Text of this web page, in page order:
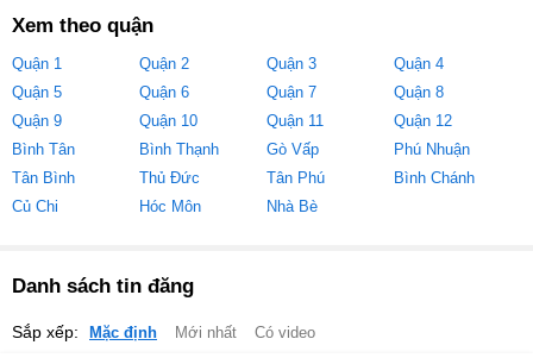
Xem theo quận
Quận 1 Quận 2 Quận 3
Quận 4
Quận 5
Quận 6 Quận 7
Quận 8
Quận 9
Quận 10 Quận 11
Quận 12
Bình Tân
Bình Thạnh Gò Vấp
Phú Nhuận
Tân Bình
Thủ Đức Tân Phú
Bình Chánh
Củ Chi
Hóc Môn Nhà Bè
Danh sách tin đăng
Sắp xếp: Mặc định Mới nhất Có video